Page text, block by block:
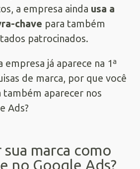
a empresa ainda usa a
chave para também
patrocinados.
empresa já aparece na 1ª
de marca, por que você
também aparecer nos
Ads?
marca como
no Google Ads?